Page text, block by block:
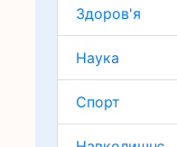
Здоров'я
Наука
Спорт